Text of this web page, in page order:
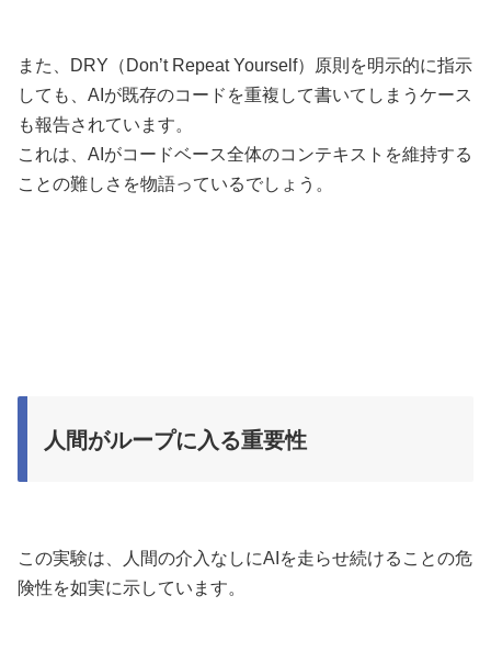
また、DRY（Don’t Repeat Yourself）原則を明示的に指示
しても、AIが既存のコードを重複して書いてしまうケース
も報告されています。
これは、AIがコードベース全体のコンテキストを維持する
ことの難しさを物語っているでしょう。
人間がループに入る重要性
この実験は、人間の介入なしにAIを走らせ続けることの危
険性を如実に示しています。